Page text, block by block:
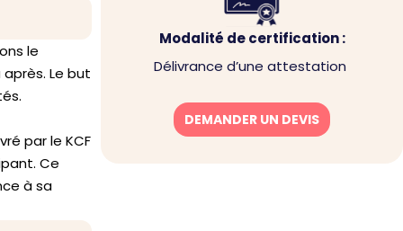
le
Le but
par le KCF
Ce
à sa
Modalité de certification :
Délivrance d’une attestation
DEMANDER UN DEVIS